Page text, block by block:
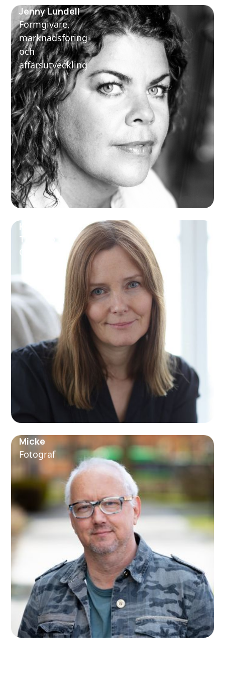
Jenny Lundell
Formgivare,
marknadsföring
och
affärsutveckling
Kristina
Tilvemo
Copy
Micke
Fotograf
Några av våra nuvarande kunder